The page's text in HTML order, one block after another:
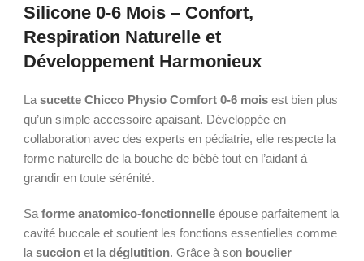
Silicone 0-6 Mois – Confort,
Respiration Naturelle et
Développement Harmonieux
Lasucette Chicco Physio Comfort 0-6 mois est bien plus
qu’un simple accessoire apaisant. Développée en
collaboration avec des experts en pédiatrie, elle respecte la
forme naturelle de la bouche de bébé tout en l’aidant à
grandir en toute sérénité.
Saforme anatomico-fonctionnelle épouse parfaitement la
cavité buccale et soutient les fonctions essentielles comme
lasuccion et ladéglutition. Grâce à son bouclier